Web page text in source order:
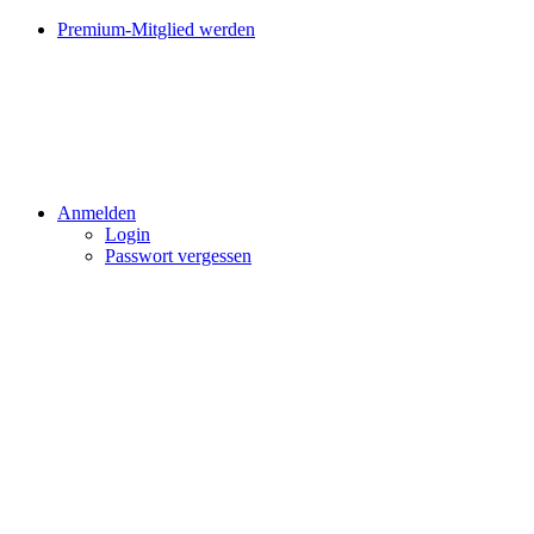
Premium-Mitglied werden
Anmelden
Login
Passwort vergessen